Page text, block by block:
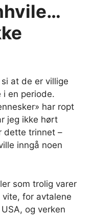
at de er villige
en periode.
har ropt
jeg ikke hørt
dette trinnet –
inngå noen
som trolig varer
for avtalene
og verken